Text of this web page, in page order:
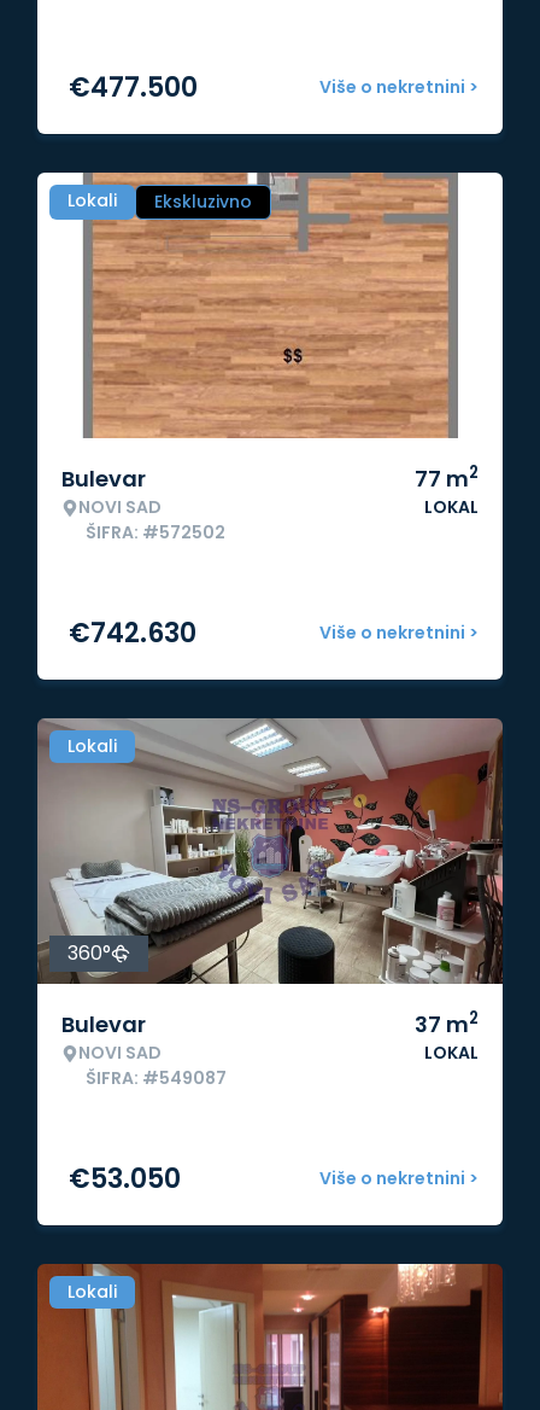
Više o nekretnini >
€477.500
Lokali Ekskluzivno
Bulevar
NOVI SAD
ŠIFRA: #572502
77 m2
LOKAL
Više o nekretnini >
€742.630
Lokali
360°
Bulevar
NOVI SAD
ŠIFRA: #549087
37 m2
LOKAL
Više o nekretnini >
€53.050
Lokali